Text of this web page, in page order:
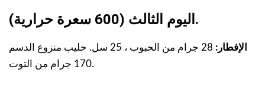
اليوم الثالث (600 سعرة حرارية).
الإفطار:
28 جرام من الحبوب ، 25 سل. حليب منزوع الدسم
170 جرام من التوت.